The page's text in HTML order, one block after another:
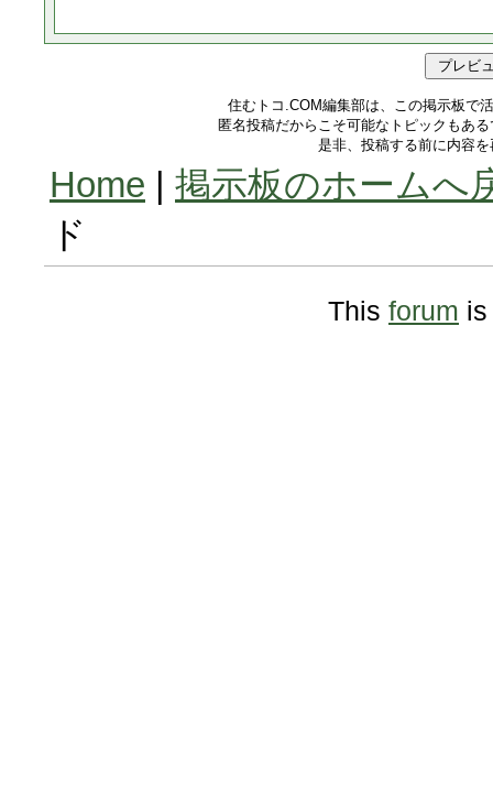
住むトコ.COM編集部は、この掲示板で
匿名投稿だからこそ可能なトピックもあ
是非、投稿する前に内容
Home | 掲示板のホームへ
ド
This forum